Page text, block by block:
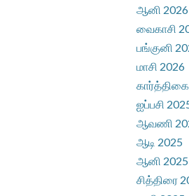
ஆனி 2026
வைகாசி
பங்குனி
மாசி 2026
ஐப்பசி
ஆவணி
ஆடி 2025
ஆனி 2025
சித்திரை